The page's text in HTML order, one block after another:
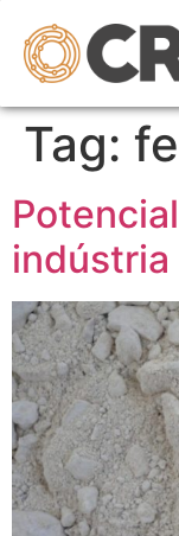
Tag:
indústria